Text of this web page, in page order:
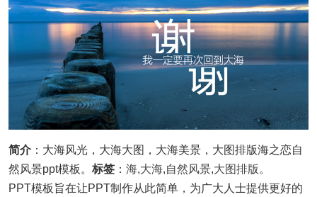
简介 ：大海风光，大海大图，大海美景，大图排版海之恋自
然风景ppt模板。 标签 ： 海,大海,自然风景,大图排版 。
PPT模板旨在让PPT制作从此简单，为广大人士提供更好的